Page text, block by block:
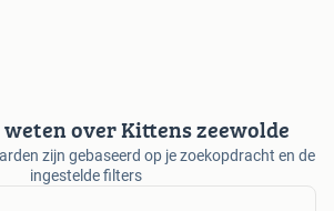
over Kittens zeewolde
zijn gebaseerd op je zoekopdracht en de
ingestelde filters